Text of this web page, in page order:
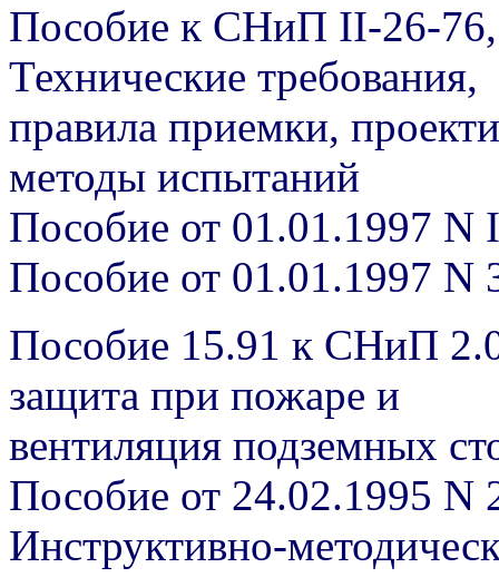
Пособие к СНиП II-26-
Технические требования,
правила приемки,
методы испытаний
Пособие от 01.01.1997 N
Пособие от 01.01.1997 N
Пособие 15.91 к СНиП
защита при пожаре и
вентиляция подземных
Пособие от 24.02.1995 N
Инструктивно-